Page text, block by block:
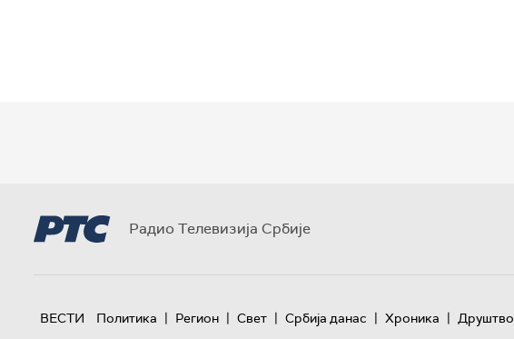
Радио Телевизија Србије
ВЕСТИ Политика | Регион | Свет | Србија данас | Хроника | Друштво